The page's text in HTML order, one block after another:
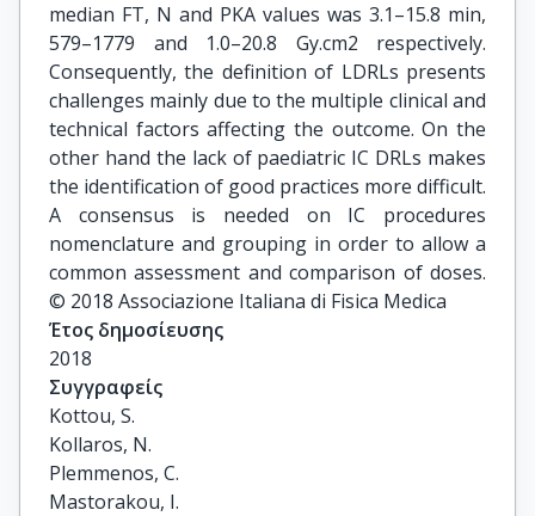
median FT, N and PKA values was 3.1–15.8 min,
579–1779 and 1.0–20.8 Gy.cm2 respectively.
Consequently, the definition of LDRLs presents
challenges mainly due to the multiple clinical and
technical factors affecting the outcome. On the
other hand the lack of paediatric IC DRLs makes
the identification of good practices more difficult.
A consensus is needed on IC procedures
nomenclature and grouping in order to allow a
common assessment and comparison of doses.
© 2018 Associazione Italiana di Fisica Medica
Έτος δημοσίευσης
2018
Συγγραφείς
Kottou, S.
Kollaros, N.
Plemmenos, C.
Mastorakou, I.